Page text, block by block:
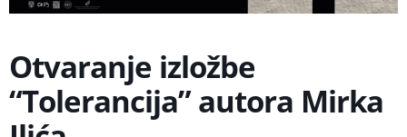
Otvaranje izložbe
“Tolerancija” autora Mirka